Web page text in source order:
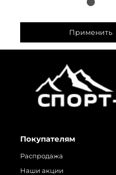
Применить
Покупателям
Распродажа
Наши акции